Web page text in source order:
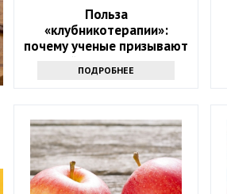
Польза
«клубникотерапии»:
почему ученые призывают
людей в возрасте 50+
налегать на эту ягоду
ПОДРОБНЕЕ